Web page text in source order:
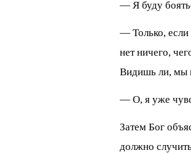
— Я буду
— Только, если
нет ничего,
Видишь ли, мы
— О, я уже
Затем Бог
должно